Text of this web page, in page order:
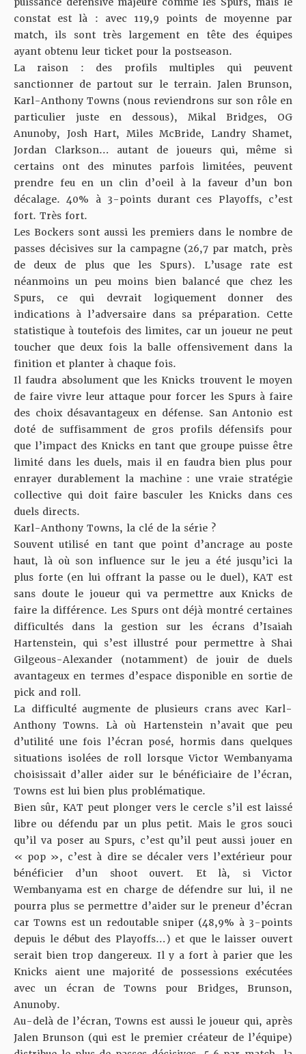
constat est là : avec 119,9 points de moyenne par
match, ils sont très largement en tête des équipes
ayant obtenu leur ticket pour la postseason.
La raison : des profils multiples qui peuvent
sanctionner de partout sur le terrain. Jalen Brunson,
Karl-Anthony Towns (nous reviendrons sur son rôle en
particulier juste en dessous), Mikal Bridges, OG
Anunoby, Josh Hart, Miles McBride, Landry Shamet,
Jordan Clarkson… autant de joueurs qui, même si
certains ont des minutes parfois limitées, peuvent
prendre feu en un clin d’oeil à la faveur d’un bon
décalage. 40% à 3-points durant ces Playoffs, c’est
fort. Très fort.
Les Bockers sont aussi les premiers dans le nombre de
passes décisives sur la campagne (26,7 par match, près
de deux de plus que les Spurs). L’usage rate est
néanmoins un peu moins bien balancé que chez les
Spurs, ce qui devrait logiquement donner des
indications à l’adversaire dans sa préparation. Cette
statistique à toutefois des limites, car un joueur ne peut
toucher que deux fois la balle offensivement dans la
finition et planter à chaque fois.
Il faudra absolument que les Knicks trouvent le moyen
de faire vivre leur attaque pour forcer les Spurs à faire
des choix désavantageux en défense. San Antonio est
doté de suffisamment de gros profils défensifs pour
que l’impact des Knicks en tant que groupe puisse être
limité dans les duels, mais il en faudra bien plus pour
enrayer durablement la machine : une vraie stratégie
collective qui doit faire basculer les Knicks dans ces
duels directs.
Karl-Anthony Towns, la clé de la série ?
Souvent utilisé en tant que point d’ancrage au poste
haut, là où son influence sur le jeu a été jusqu’ici la
plus forte (en lui offrant la passe ou le duel), KAT est
sans doute le joueur qui va permettre aux Knicks de
faire la différence. Les Spurs ont déjà montré certaines
difficultés dans la gestion sur les écrans d’Isaiah
Hartenstein, qui s’est illustré pour permettre à Shai
Gilgeous-Alexander (notamment) de jouir de duels
avantageux en termes d’espace disponible en sortie de
pick and roll.
La difficulté augmente de plusieurs crans avec Karl-
Anthony Towns. Là où Hartenstein n’avait que peu
d’utilité une fois l’écran posé, hormis dans quelques
situations isolées de roll lorsque Victor Wembanyama
choisissait d’aller aider sur le bénéficiaire de l’écran,
Towns est lui bien plus problématique.
Bien sûr, KAT peut plonger vers le cercle s’il est laissé
libre ou défendu par un plus petit. Mais le gros souci
qu’il va poser au Spurs, c’est qu’il peut aussi jouer en
« pop », c’est à dire se décaler vers l’extérieur pour
bénéficier d’un shoot ouvert. Et là, si Victor
Wembanyama est en charge de défendre sur lui, il ne
pourra plus se permettre d’aider sur le preneur d’écran
car Towns est un redoutable sniper (48,9% à 3-points
depuis le début des Playoffs…) et que le laisser ouvert
serait bien trop dangereux. Il y a fort à parier que les
Knicks aient une majorité de possessions exécutées
avec un écran de Towns pour Bridges, Brunson,
Anunoby.
Au-delà de l’écran, Towns est aussi le joueur qui, après
Jalen Brunson (qui est le premier créateur de l’équipe)